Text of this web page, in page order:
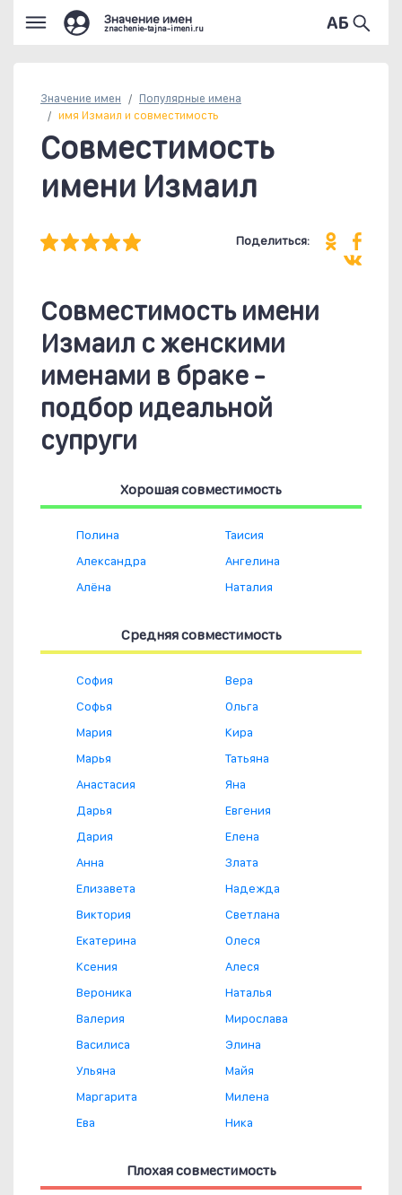
Значение имен
znachenie-tajna-imeni.ru
Значение имен Популярные имена
имя Измаил и совместимость
Совместимость
имени Измаил
Поделиться:
Совместимость имени
Измаил c женскими
именами в браке -
подбор идеальной
супруги
Хорошая совместимость
Полина
Александра
Алёна
Таисия
Ангелина
Наталия
Средняя совместимость
София
Софья
Мария
Марья
Анастасия
Дарья
Дария
Анна
Елизавета
Виктория
Екатерина
Ксения
Вероника
Валерия
Василиса
Ульяна
Маргарита
Ева
Вера
Ольга
Кира
Татьяна
Яна
Евгения
Елена
Злата
Надежда
Светлана
Олеся
Алеся
Наталья
Мирослава
Элина
Майя
Милена
Ника
Плохая совместимость